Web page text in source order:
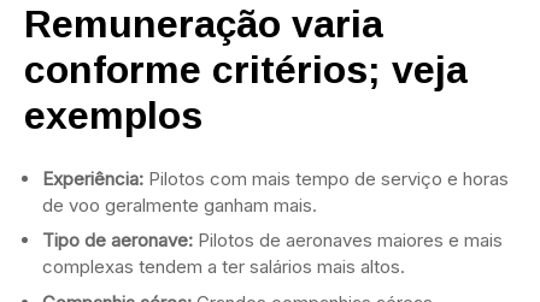
Remuneração varia
conforme critérios; veja
exemplos
Experiência: Pilotos com mais tempo de serviço e horas
de voo geralmente ganham mais.
Tipo de aeronave: Pilotos de aeronaves maiores e mais
complexas tendem a ter salários mais altos.